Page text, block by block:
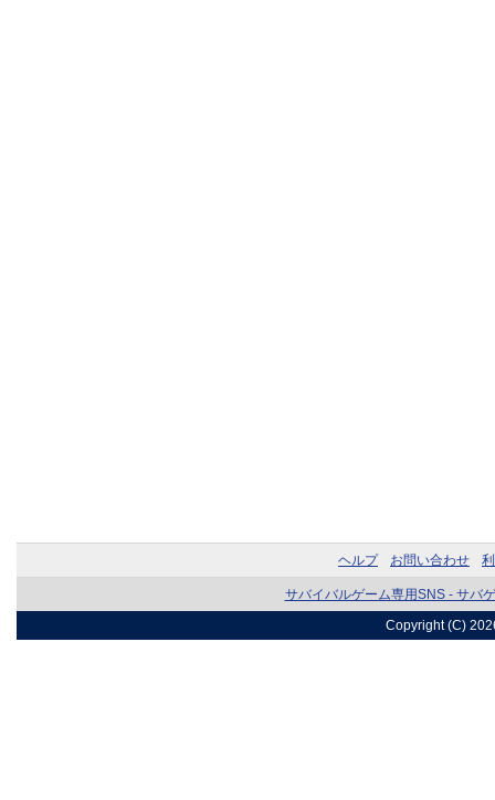
ヘルプ お問い合わせ
サバイバルゲーム専用SNS - サバ
Copyright (C)